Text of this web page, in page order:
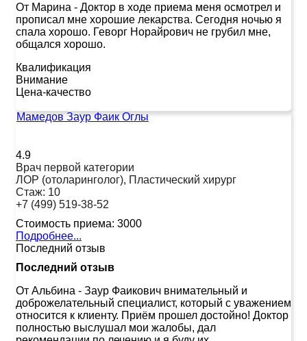
От Марина - Доктор в ходе приема меня осмотрел и
прописал мне хорошие лекарства. Сегодня ночью я
спала хорошо. Геворг Норайрович не грубил мне,
общался хорошо.
Квалификация
Внимание
Цена-качество
Мамедов Заур Фаик Оглы
4.9
Врач первой категории
ЛОР (отоларинголог), Пластический хирург
Стаж: 10
+7 (499) 519-38-52
Стоимость приема: 3000
Подробнее...
Последний отзыв
Последний отзыв
От Альбина - Заур Фаикович внимательный и
доброжелательный специалист, который с уважением
относится к клиенту. Приём прошел достойно! Доктор
полностью выслушал мои жалобы, дал